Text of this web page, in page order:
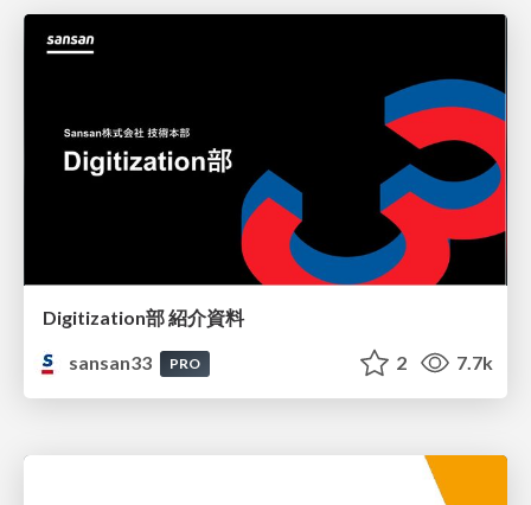
Digitization部 紹介資料
sansan33
PRO 2 7.7k